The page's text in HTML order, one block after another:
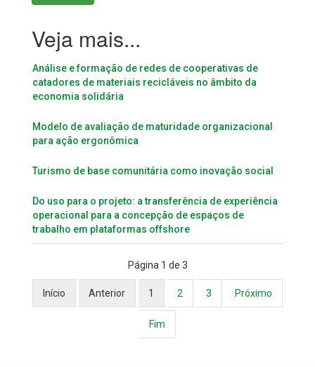
Análise e formação de redes de cooperativas de
catadores de materiais recicláveis no âmbito da
economia solidária
Modelo de avaliação de maturidade organizacional
para ação ergonômica
Turismo de base comunitária como inovação social
Do uso para o projeto: a transferência de experiência
operacional para a concepção de espaços de
trabalho em plataformas offshore
Página 1 de 3
Início Anterior 1 2 3 Próximo
Fim